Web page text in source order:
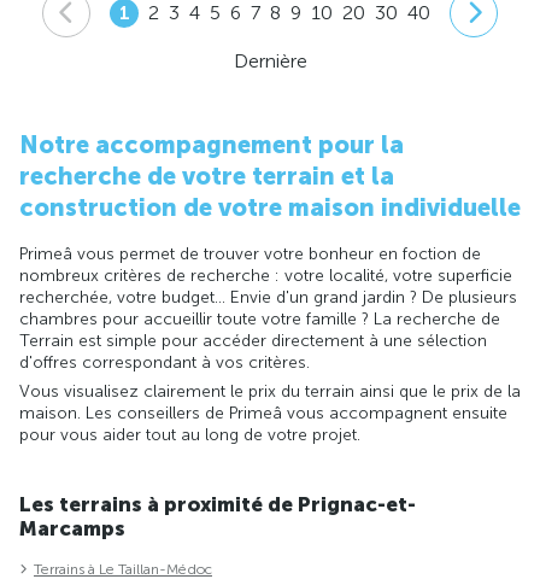
1 2 3 4 5 6 7 8 9 10 20 30 40
Dernière
Notre accompagnement pour la
recherche de votre terrain et la
construction de votre maison individuelle
Primeâ vous permet de trouver votre bonheur en foction de
nombreux critères de recherche : votre localité, votre superficie
recherchée, votre budget... Envie d'un grand jardin ? De plusieurs
chambres pour accueillir toute votre famille ? La recherche de
Terrain est simple pour accéder directement à une sélection
d'offres correspondant à vos critères.
Vous visualisez clairement le prix du terrain ainsi que le prix de la
maison. Les conseillers de Primeâ vous accompagnent ensuite
pour vous aider tout au long de votre projet.
Les terrains à proximité de Prignac-et-
Marcamps
Terrains à Le Taillan-Médoc